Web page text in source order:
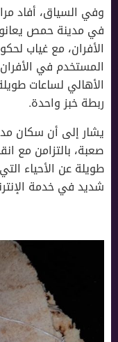
وفي السياق، أفاد
في مدينة حمص
الأفران، مع غياب
المستخدم في
الأهالي لساعات
ربطة خبز واحدة.
يشار إلى أن سكان
صعبة، بالتزامن مع
طويلة عن الأحياء
شديد في خدمة